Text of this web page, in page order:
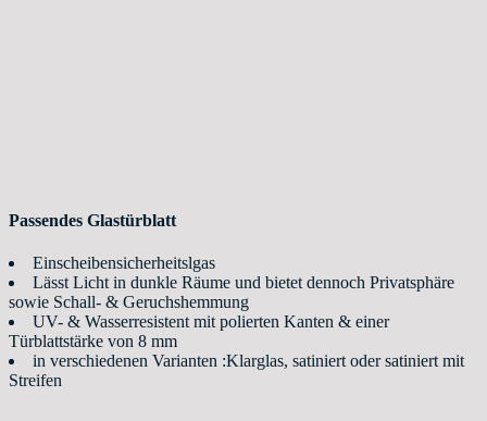
Passendes Glastürblatt
Einscheibensicherheitslgas
Lässt Licht in dunkle Räume und bietet dennoch Privatsphäre
sowie Schall- & Geruchshemmung
UV- & Wasserresistent mit polierten Kanten & einer
Türblattstärke von 8 mm
in verschiedenen Varianten :Klarglas, satiniert oder satiniert mit
Streifen